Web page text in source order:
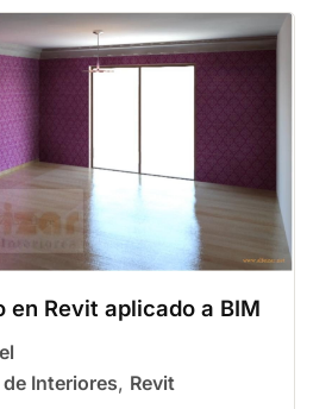
en Revit aplicado a BIM
Interiores, Revit